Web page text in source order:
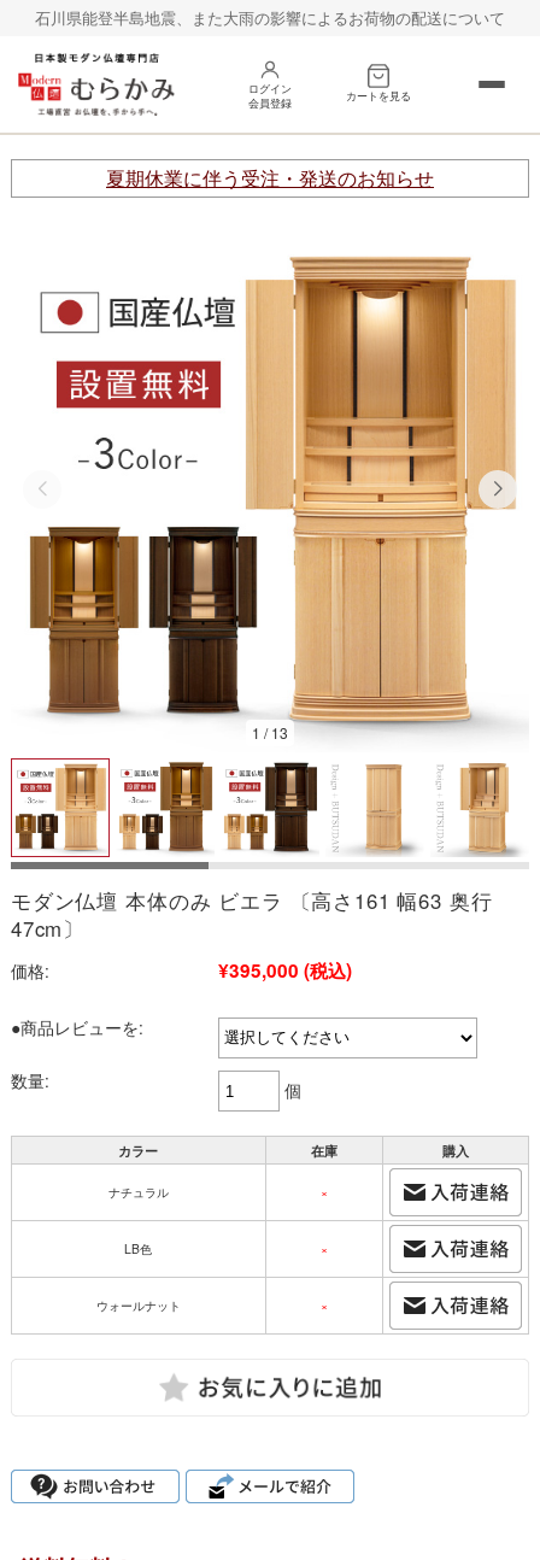
石川県能登半島地震、また大雨の影響によるお荷物の配送について
ログイン
会員登録
カートを見る
床置き 台置き
その他 仏具
お線香
村上クラフトの仏壇
お客様の声
2026/08
水 木 金
1
3 6
9
10 11 12 13 14
15
17 19 20 21
23
24 25 26 27 28
29
31
■今日
※こちらは通販サイトの営業日カレンダーです。実店舗の営業日は以下よ
りご確認ください。
夏期休業に伴う受注・発送のお知らせ
1 /13
モダン仏壇 本体のみ ビエラ 〔高さ161 幅63 奥行
47cm〕
価格: ¥395,000 (税込)
●商品レビューを:
数量: 個
カラー 在庫 購入
ナチュラル ×
LB色 ×
ウォールナット ×